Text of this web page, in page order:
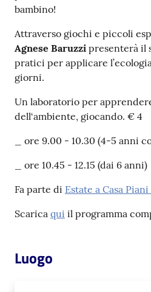
Archivio
storico
Decentrate
Patto
per
su
bambino!
Attraverso giochi e piccoli
Agnese Baruzzi presenterà il
pratici per applicare
giorni.
Un laboratorio per
dell‘ambiente, giocando. € 4
_ ore 9.00 - 10.30 (4-5 anni
_ ore 10.45 - 12.15 (dai 6 anni)
Fa parte di Estate a Casa
Scarica qui il programma
Luogo